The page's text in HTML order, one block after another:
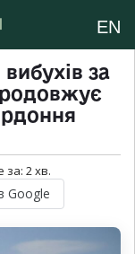
EN
за
за: 2хв.
Google